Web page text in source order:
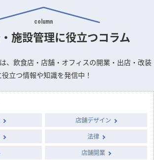
column
施設管理に役立つコラム
、飲食店・店舗・オフィスの開業・出店・改装
役立つ情報や知識を発信中！
店舗デザイン
法律
店舗開業